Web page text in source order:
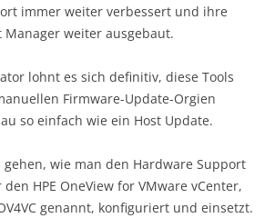
immer weiter verbessert und ihre
Manager weiter ausgebaut.
lohnt es sich definitiv, diese Tools
Firmware-Update-Orgien
so einfach wie ein Host Update.
wie man den Hardware Support
HPE OneView for VMware vCenter,
genannt, konfiguriert und einsetzt.